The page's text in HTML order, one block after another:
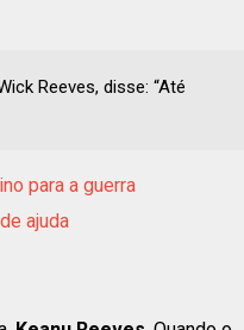
Reeves, disse: “Até
para a guerra
ajuda